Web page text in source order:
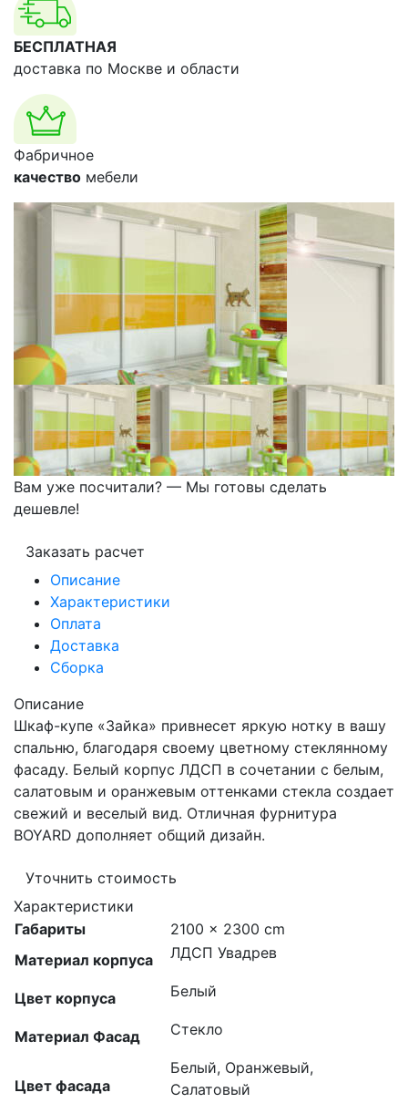
БЕСПЛАТНАЯ
доставка по Москве и области
Фабричное
качество мебели
Вам уже посчитали? — Мы готовы сделать
дешевле!
Заказать расчет
Описание
Характеристики
Оплата
Доставка
Сборка
Описание
Шкаф-купе «Зайка» привнесет яркую нотку в вашу
спальню, благодаря своему цветному стеклянному
фасаду. Белый корпус ЛДСП в сочетании с белым,
салатовым и оранжевым оттенками стекла создает
свежий и веселый вид. Отличная фурнитура
BOYARD дополняет общий дизайн.
Уточнить стоимость
Характеристики
Габариты
2100 × 2300 cm
Материал корпуса
ЛДСП Увадрев
Цвет корпуса Белый
Материал Фасад Стекло
Цвет фасада
Белый, Оранжевый,
Салатовый